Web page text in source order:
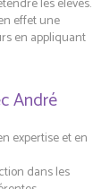
les élèves.
effet une
en appliquant
André
expertise et en
dans les